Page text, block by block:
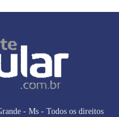
- Ms - Todos os direitos